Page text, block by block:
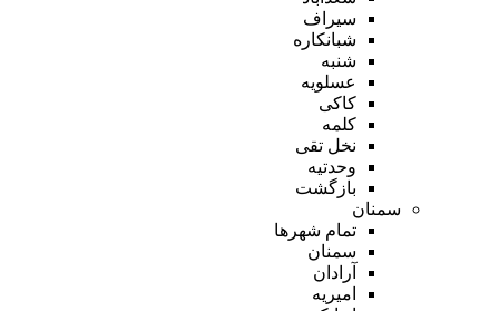
سیراف
شبانکاره
شنبه
عسلویه
کاکی
کلمه
نخل تقی
وحدتیه
بازگشت
سمنان
تمام شهر‌ها
سمنان
آرادان
امیریه